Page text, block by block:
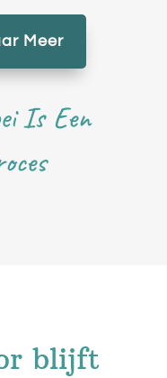
Meer
Is Een
blijft